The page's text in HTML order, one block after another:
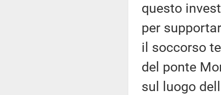
questo
per
il soccorso
del ponte
sul luogo